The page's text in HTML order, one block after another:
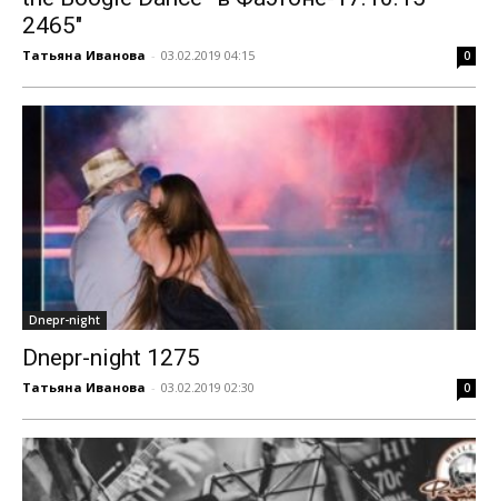
2465″
Татьяна Иванова - 03.02.2019 04:15 0
Dnepr-night
Dnepr-night 1275
Татьяна Иванова - 03.02.2019 02:30 0